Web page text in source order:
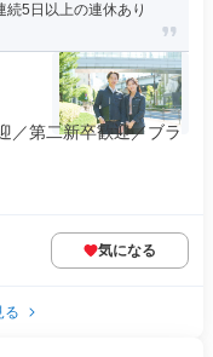
5日以上の連休あり
／第二新卒歓迎／ブラ
気になる
る